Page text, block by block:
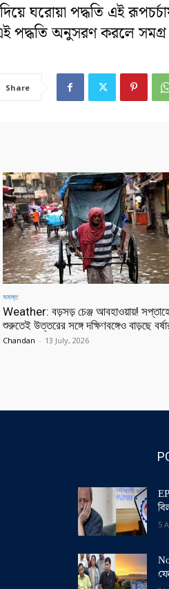
ঘরোয়া পদ্ধতি এই
পদ্ধতি অনুসরণ করলে
Share
সমস্ত
Weather: বড়সড় চেঞ্জ আবহাওয়ায়!
শুরুতেই উত্তরের সঙ্গে দক্ষিণবঙ্গেও বাড়ছে
Chandan - 13 July, 2026
5